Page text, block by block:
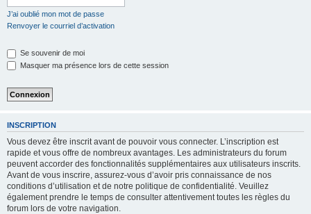
J’ai oublié mon mot de passe
Renvoyer le courriel d’activation
Se souvenir de moi
Masquer ma présence lors de cette session
INSCRIPTION
Vous devez être inscrit avant de pouvoir vous connecter. L’inscription est
rapide et vous offre de nombreux avantages. Les administrateurs du forum
peuvent accorder des fonctionnalités supplémentaires aux utilisateurs inscrits.
Avant de vous inscrire, assurez-vous d’avoir pris connaissance de nos
conditions d’utilisation et de notre politique de confidentialité. Veuillez
également prendre le temps de consulter attentivement toutes les règles du
forum lors de votre navigation.